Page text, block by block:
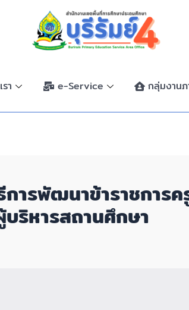
า e-Service กลุ่มงานภ
รพัฒนาข้าราชการค
ริหารสถานศึกษา